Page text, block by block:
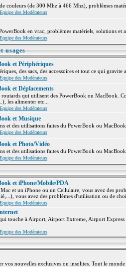
couleurs (de 300 Mhz à 466 Mhz), problèmes
Equipe des Modérateurs
en vrac, problèmes matériels, solutions et
Equipe des Modérateurs
usages
et Périphériques
des sacs, des accessoires et tout ce qui
Equipe des Modérateurs
et Déplacements
routards qui utilisent des PowerBook ou MacBook.
les alimenter etc...
Equipe des Modérateurs
et Musique
et des utilisations faites du PowerBook ou
Equipe des Modérateurs
et Photo/Vidéo
et des utilisations faites du PowerBook ou
Equipe des Modérateurs
et iPhone/Mobile/PDA
et un iPhone ou un Cellulaire, vous avez des
vous avez des problèmes d'utilisation ou de
Equipe des Modérateurs
touche à Airport, Airport Extreme, Airport
Equipe des Modérateurs
vos nouvelles exclusives ou insolites. Tout le